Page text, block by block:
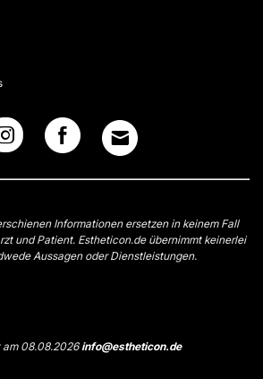
Informationen ersetzen in keinem Fall
und Patient. Estheticon.de übernimmt keinerlei
Aussagen oder Dienstleistungen.
am 08.08.2026info@estheticon.de